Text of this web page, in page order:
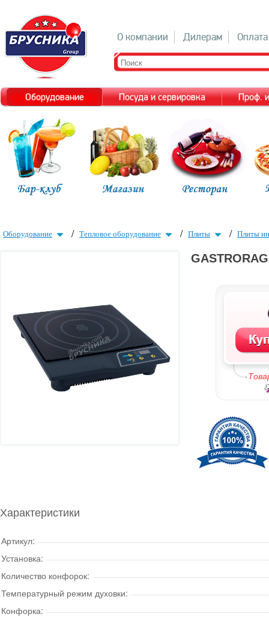
О компании Дилерам Оплата
Оборудование Посуда и сервировка Проф.
Оборудование / Тепловое оборудование / Плиты / Плиты
Характеристики
Артикул:
Установка:
Количество конфорок:
Температурный режим духовки:
Конфорка: